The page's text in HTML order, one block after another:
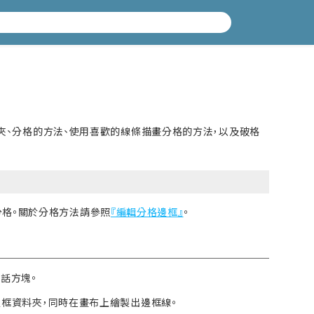
格的方法、使用喜歡的線條描畫分格的方法，以及破格
。關於分格方法請參照『編輯分格邊框』。
方塊。
料夾，同時在畫布上繪製出邊框線。